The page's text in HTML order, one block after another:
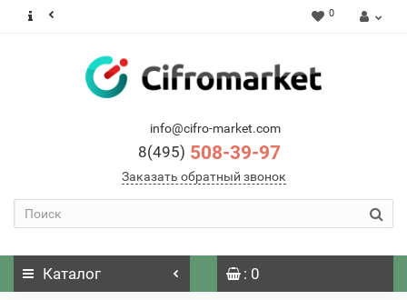
0
info@cifro-market.com
8(495) 508-39-97
Заказать обратный звонок
Каталог : 0